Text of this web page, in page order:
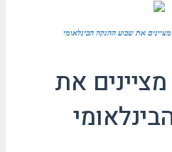
מציינים את שבוע ההנקה הבינלאומי
את